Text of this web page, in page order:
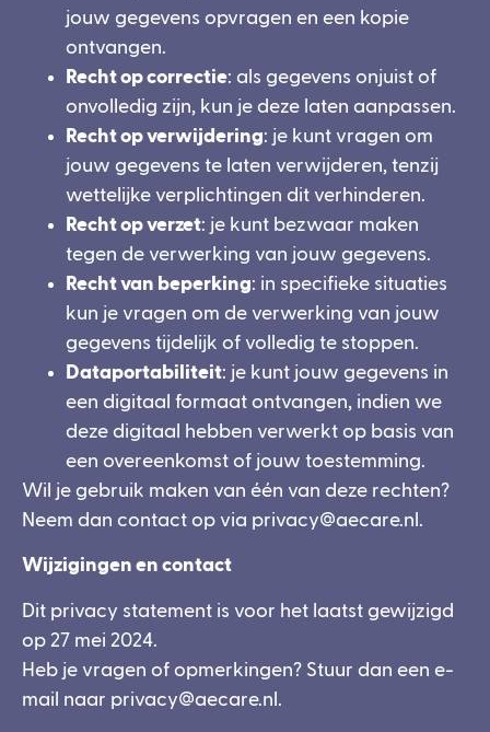
jouw gegevens opvragen en een kopie
ontvangen.
Recht op correctie: als gegevens onjuist of
onvolledig zijn, kun je deze laten aanpassen.
Recht op verwijdering: je kunt vragen om
jouw gegevens te laten verwijderen, tenzij
wettelijke verplichtingen dit verhinderen.
Recht op verzet: je kunt bezwaar maken
tegen de verwerking van jouw gegevens.
Recht van beperking: in specifieke situaties
kun je vragen om de verwerking van jouw
gegevens tijdelijk of volledig te stoppen.
Dataportabiliteit: je kunt jouw gegevens in
een digitaal formaat ontvangen, indien we
deze digitaal hebben verwerkt op basis van
een overeenkomst of jouw toestemming.
Wil je gebruik maken van één van deze rechten?
Neem dan contact op via privacy@aecare.nl.
Wijzigingen en contact
Dit privacy statement is voor het laatst gewijzigd
op 27 mei 2024.
Heb je vragen of opmerkingen? Stuur dan een e-
mail naar privacy@aecare.nl.